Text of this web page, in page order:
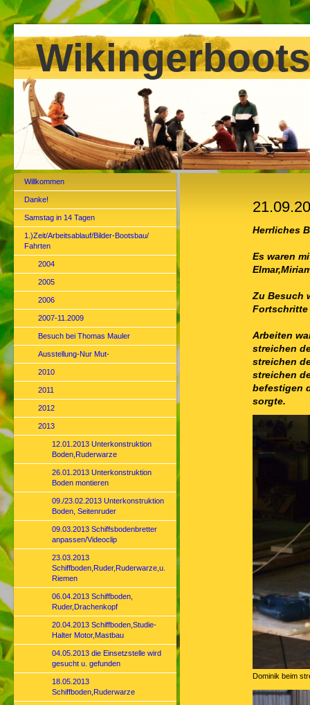
Willkommen
Danke!
Samstag in 14 Tagen
1.)Zeit/Arbeitsablauf/Bilder-Bootsbau/
Fahrten
2004
2005
2006
2007-11.2009
Besuch bei Thomas Mauler
Ausstellung-Nur Mut-
2010
2011
2012
2013
12.01.2013 Unterkonstruktion
Boden,Ruderwarze
26.01.2013 Unterkonstruktion
Boden montieren
09./23.02.2013 Unterkonstruktion
Boden, Seitenruder
09.03.2013 Schiffsbodenbretter
anpassen/Videoclip
23.03.2013
Schiffboden,Ruder,Ruderwarze,u.
Riemen
06.04.2013 Schiffboden,
Ruder,Drachenkopf
20.04.2013 Schiffboden,Studie-
Halter Motor,Mastbau
04.05.2013 die Einsetzstelle wird
gesucht u. gefunden
18.05.2013
Schiffboden,Ruderwarze
Herrliches
Es waren
Zu Besuch
Fortschritte
Arbeiten
streichen
streichen
streichen
befestigen
sorgte.
Dominik beim